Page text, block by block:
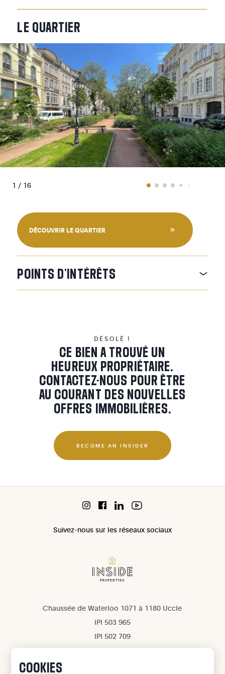
LE QUARTIER
1 / 16
DÉCOUVRIR LE QUARTIER
POINTS D'INTÉRÊTS
DÉSOLÉ !
CE BIEN A TROUVÉ UN
HEUREUX PROPRIÉTAIRE.
CONTACTEZ-NOUS POUR ÊTRE
AU COURANT DES NOUVELLES
OFFRES IMMOBILIÈRES.
BECOME AN INSIDER
Chaussée de Waterloo 1071 à 1180 Uccle
IPI 503 965
IPI 502 709
Suivez-nous sur les réseaux sociaux
Confidentialité
COOKIES